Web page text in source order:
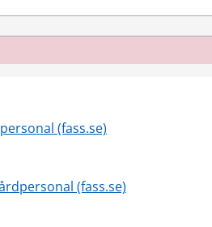
(fass.se)
(fass.se)